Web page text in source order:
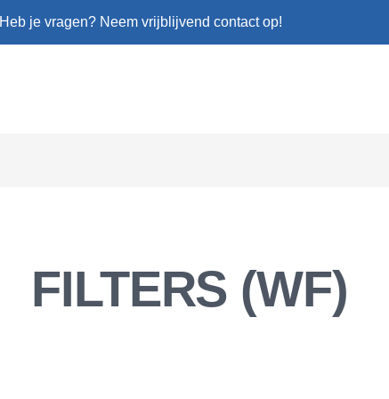
Heb je vragen? Neem vrijblijvend contact op!
FILTERS (WF)